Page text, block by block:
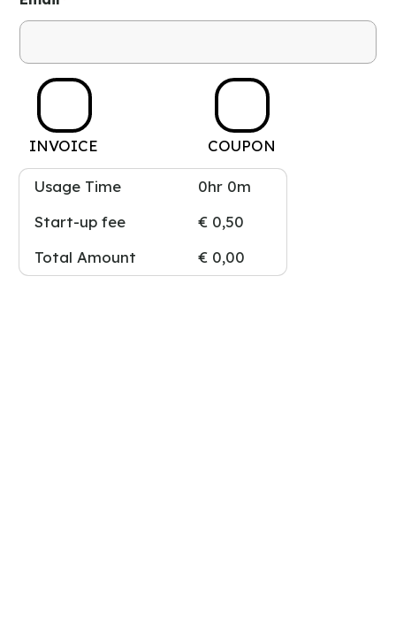
Invoice
INVOICE
Coupon
COUPON
Usage Time
0hr 0m
Start-up fee
€ 0,50
Total Amount
€ 0,00